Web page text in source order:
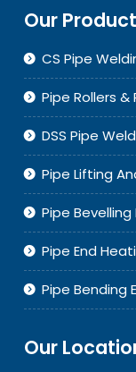
Our Product
CS Pipe
Pipe Rollers
DSS Pipe
Pipe Lifting
Pipe
Pipe End
Pipe Bending
Our